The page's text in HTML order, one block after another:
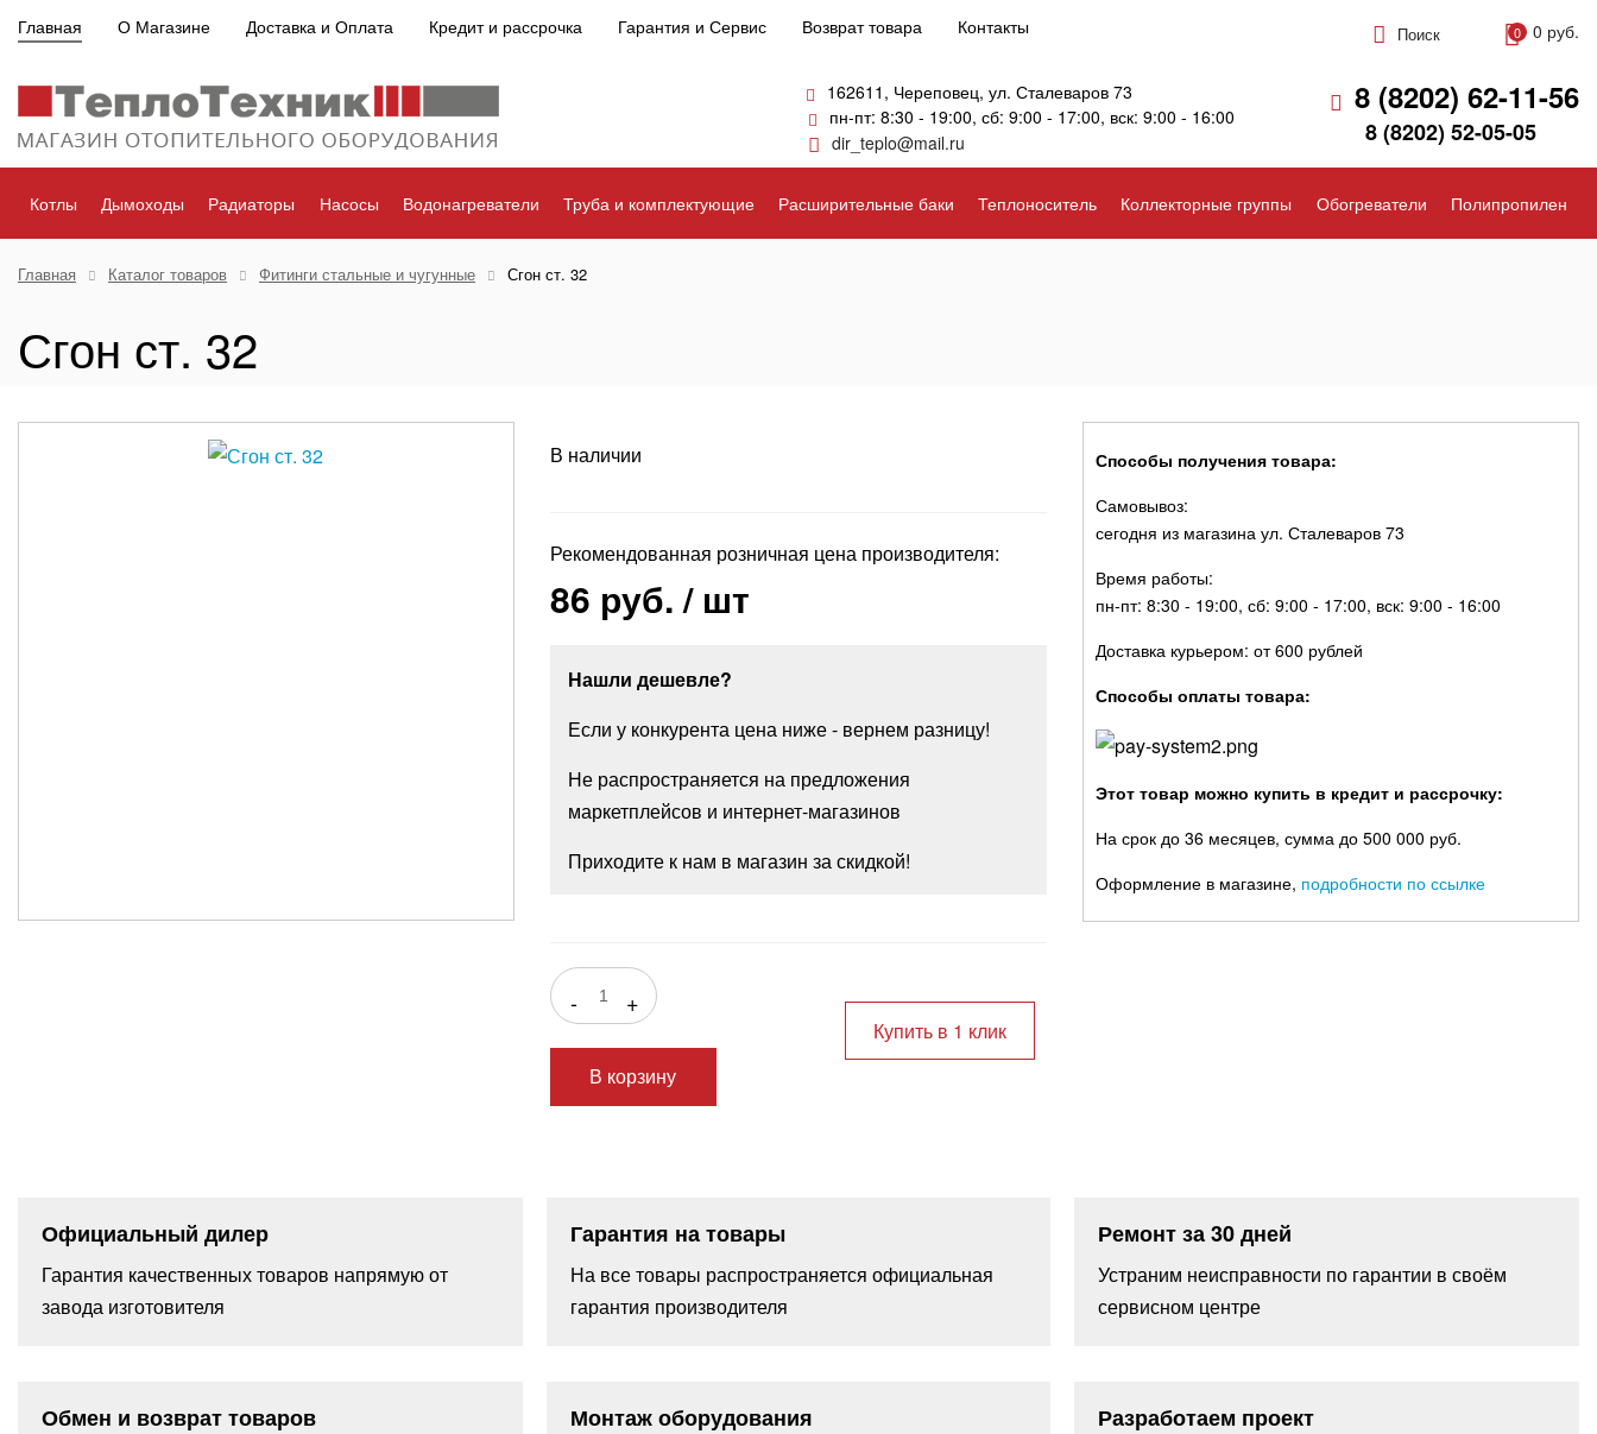
Главная О Магазине Доставка и Оплата Кредит и рассрочка Гарантия и Сервис Возврат товара Контакты Поиск 0 0 руб.
162611, Череповец, ул. Сталеваров 73
пн-пт: 8:30 - 19:00, сб: 9:00 - 17:00, вск: 9:00 - 16:00
dir_teplo@mail.ru
8 (8202) 62-11-56
8 (8202) 52-05-05
Котлы Дымоходы Радиаторы Насосы Водонагреватели Труба и комплектующие Расширительные баки Теплоноситель Коллекторные группы Обогреватели Полипропилен
Главная Каталог товаров Фитинги стальные и чугунные Сгон ст. 32
Сгон ст. 32
В наличии
Рекомендованная розничная цена производителя:
86 руб./ шт
Нашли дешевле?
Если у конкурента цена ниже - вернем разницу!
Не распространяется на предложения
маркетплейсов и интернет-магазинов
Приходите к нам в магазин за скидкой!
- +
В корзину
Купить в 1 клик
Способы получения товара:
Самовывоз:
сегодня из магазина ул. Сталеваров 73
Время работы:
пн-пт: 8:30 - 19:00, сб: 9:00 - 17:00, вск: 9:00 - 16:00
Доставка курьером: от 600 рублей
Способы оплаты товара:
Этот товар можно купить в кредит и рассрочку:
На срок до 36 месяцев, сумма до 500 000 руб.
Оформление в магазине, подробности по ссылке
Официальный дилер
Гарантия качественных товаров напрямую от
завода изготовителя
Гарантия на товары
На все товары распространяется официальная
гарантия производителя
Ремонт за 30 дней
Устраним неисправности по гарантии в своём
сервисном центре
Обмен и возврат товаров Монтаж оборудования Разработаем проект